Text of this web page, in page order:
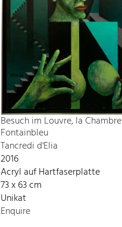
Besuch im Louvre, la
Fontainbleu
Tancredi d'Elia
2016
Acryl auf Hartfaserplatte
73 x 63 cm
Unikat
Enquire